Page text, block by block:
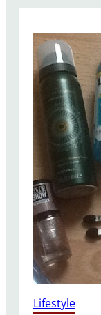
e
n
t
s
k
l
e
n
e
r
T
a
1
Lifestyle